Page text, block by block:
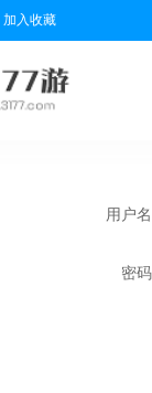
加入收藏
用户名
密码